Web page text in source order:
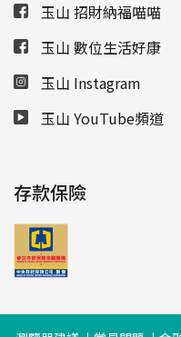
玉山 招財納福喵喵
玉山 數位生活好康
玉山 Instagram
玉山 YouTube頻道
存款保險